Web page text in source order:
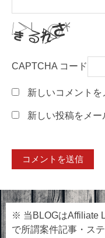
CAPTCHA コード
新しいコメントを
新しい投稿をメー
※ 当BLOGはAffiliate
で所謂案件記事・ス